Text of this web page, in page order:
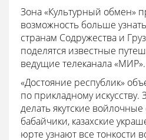
Зона «Культурный обмен»
возможность больше
странам Содружества и
поделятся известные
ведущие телеканала «МИР».
«Достояние республик»
по прикладному искусству.
делать якутские войлочные
бабайчики, казахские
юрте узнают все тонкости